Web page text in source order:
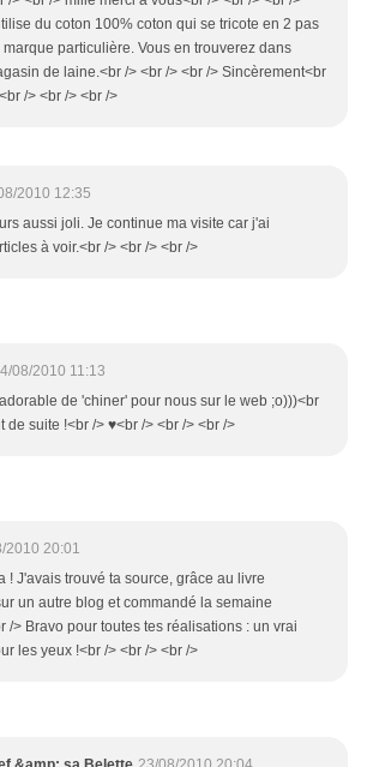
du coton 100% coton qui se tricote en 2 pas
marque particulière. Vous en trouverez dans
de laine.<br /> <br /> <br /> Sincèrement<br
/> <br /> <br />
2010 12:35
aussi joli. Je continue ma visite car j'ai
à voir.<br /> <br /> <br />
08/2010 11:13
de 'chiner' pour nous sur le web ;o)))<br
de suite !<br /> ♥<br /> <br /> <br />
2010 20:01
! J'avais trouvé ta source, grâce au livre
un autre blog et commandé la semaine
/> Bravo pour toutes tes réalisations : un vrai
les yeux !<br /> <br /> <br />